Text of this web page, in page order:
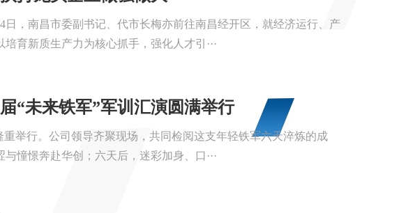
，南昌市委副书记、代市长梅亦前往南昌经开区，就经济运行、产
育新质生产力为核心抓手，强化人才引···
“未来铁军”军训汇演圆满举行
举行。公司领导齐聚现场，共同检阅这支年轻铁军六天淬炼的成
憧憬奔赴华创；六天后，迷彩加身、口···